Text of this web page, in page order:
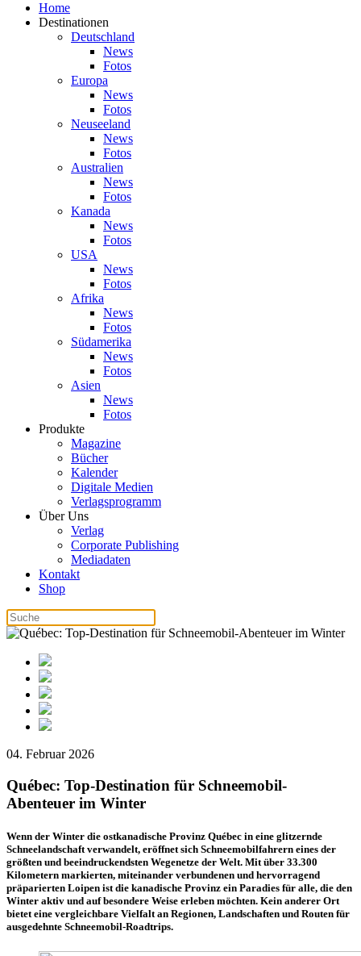
Home
Destinationen
Deutschland
News
Fotos
Europa
News
Fotos
Neuseeland
News
Fotos
Australien
News
Fotos
Kanada
News
Fotos
USA
News
Fotos
Afrika
News
Fotos
Südamerika
News
Fotos
Asien
News
Fotos
Produkte
Magazine
Bücher
Kalender
Digitale Medien
Verlagsprogramm
Über Uns
Verlag
Corporate Publishing
Mediadaten
Kontakt
Shop
04. Februar 2026
Québec: Top-Destination für Schneemobil-
Abenteuer im Winter
Wenn der Winter die ostkanadische Provinz Québec in eine glitzernde
Schneelandschaft verwandelt, eröffnet sich Schneemobilfahrern eines der
größten und beeindruckendsten Wegenetze der Welt. Mit über 33.300
Kilometern markierten, miteinander verbundenen und hervorragend
präparierten Loipen ist die kanadische Provinz ein Paradies für alle, die den
Winter aktiv und auf besondere Weise erleben möchten. Kein anderer Ort
bietet eine vergleichbare Vielfalt an Regionen, Landschaften und Routen für
ausgedehnte Schneemobil-Roadtrips.